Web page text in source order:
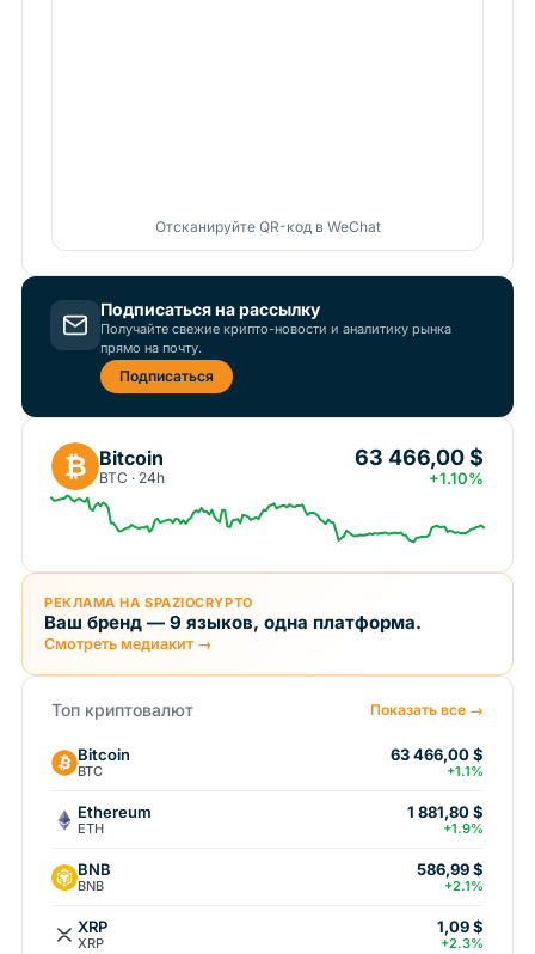
Отсканируйте QR-код в WeChat
Подписаться на рассылку
Получайте свежие крипто-новости и аналитику рынка
прямо на почту.
Подписаться
₿ Bitcoin
BTC · 24h
63 466,00 $
+1.10%
РЕКЛАМА НА SPAZIOCRYPTO
Ваш бренд — 9 языков, одна платформа.
Смотреть медиакит →
Топ криптовалют Показать все →
Bitcoin
BTC
63 466,00 $
+1.1%
Ethereum
ETH
1 881,80 $
+1.9%
BNB
BNB
586,99 $
+2.1%
XRP
XRP
1,09 $
+2.3%